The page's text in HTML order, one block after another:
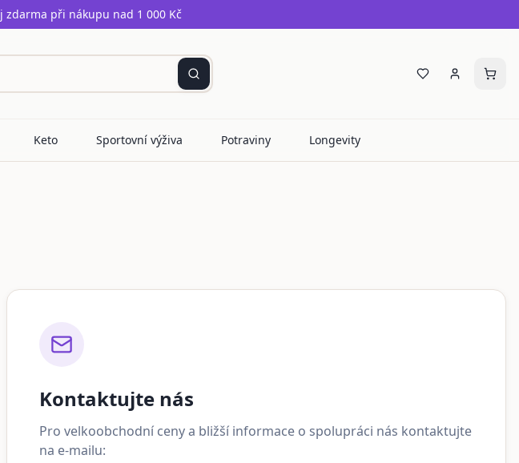
zdarma při nákupu nad 1 000 Kč
Keto Sportovní výživa Potraviny Longevity
Kontaktujte nás
Pro velkoobchodní ceny a bližší informace o spolupráci nás kontaktujte
na e-mailu: